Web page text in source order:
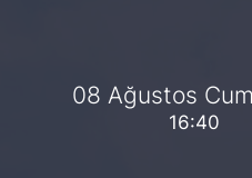
08 Ağustos
16:40